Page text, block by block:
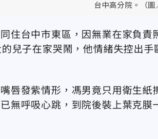
台中高分院。（圖
住台中市東區，因無業在家負
兒子在家哭鬧，他情緒失控出
唇發紫情形，馮男竟只用衛生
無呼吸心跳，到院後裝上葉克